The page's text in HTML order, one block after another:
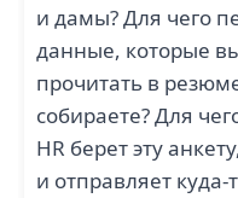
и дамы? Для чего
данные, которые
прочитать в
собираете? Для
HR берет эту
и отправляет куда-